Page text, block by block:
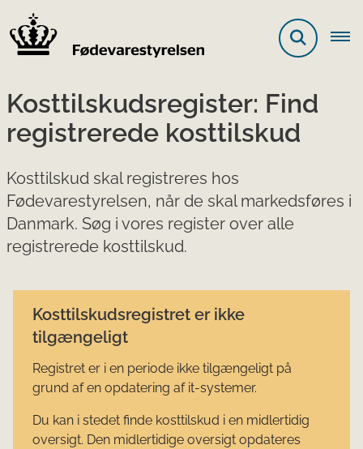
Kosttilskudsregister: Find
registrerede kosttilskud
Kosttilskud skal registreres hos
Fødevarestyrelsen, når de skal markedsføres i
Danmark. Søg i vores register over alle
registrerede kosttilskud.
Kosttilskudsregistret er ikke
tilgængeligt
Registret er i en periode ikke tilgængeligt på
grund af en opdatering af it-systemer.
Du kan i stedet finde kosttilskud i en midlertidig
oversigt. Den midlertidige oversigt opdateres